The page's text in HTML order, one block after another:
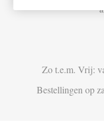
Zo t.e.m. Vrij:
Bestellingen op